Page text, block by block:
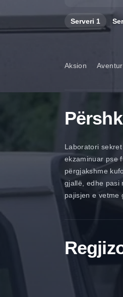
Serveri 1
Aksion
Laboratori
ekzaminuar pse
përgjakshme
gjallë, edhe pasi
pajisjen e vetme